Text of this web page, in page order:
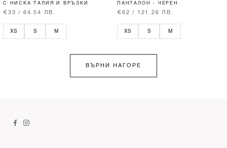
С НИСКА ТАЛИЯ И ВРЪЗКИ
€33 / 64.54 ЛВ.
XS S M
ПАНТАЛОН - ЧЕРЕН
€62 / 121.26 ЛВ.
XS S M
ВЪРНИ НАГОРЕ